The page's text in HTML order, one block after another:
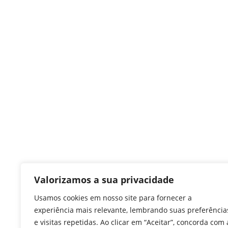
Valorizamos a sua privacidade
Usamos cookies em nosso site para fornecer a
experiência mais relevante, lembrando suas
e visitas repetidas. Ao clicar em “Aceitar”, concorda com